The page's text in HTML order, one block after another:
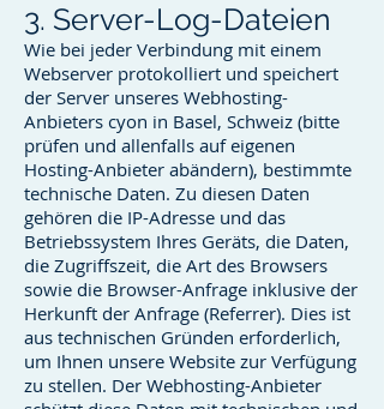
3. Server-Log-Dateien
Wie bei jeder Verbindung mit einem
Webserver protokolliert und speichert
der Server unseres Webhosting-
Anbieters cyon in Basel, Schweiz (bitte
prüfen und allenfalls auf eigenen
Hosting-Anbieter abändern), bestimmte
technische Daten. Zu diesen Daten
gehören die IP-Adresse und das
Betriebssystem Ihres Geräts, die Daten,
die Zugriffszeit, die Art des Browsers
sowie die Browser-Anfrage inklusive der
Herkunft der Anfrage (Referrer). Dies ist
aus technischen Gründen erforderlich,
um Ihnen unsere Website zur Verfügung
zu stellen. Der Webhosting-Anbieter